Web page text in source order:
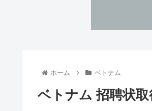
ホーム ベトナム
ベトナム 招聘状